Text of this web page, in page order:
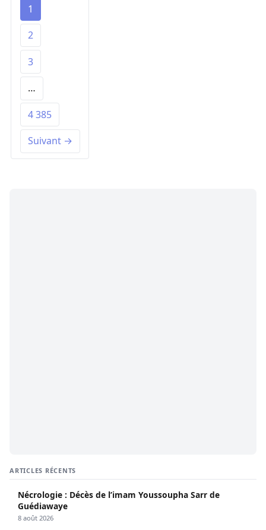
1
2
3
…
4 385
Suivant →
ARTICLES RÉCENTS
Nécrologie : Décès de l’imam Youssoupha Sarr de
Guédiawaye
8 août 2026